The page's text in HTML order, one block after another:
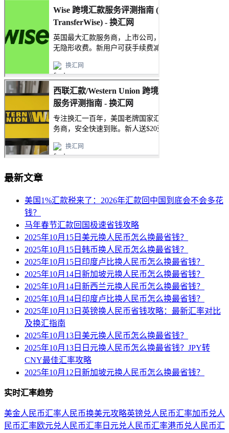
最新文章
美国1%汇款税来了：2026年汇款回中国到底会不会多花
钱？
马年春节汇款回国极速省钱攻略
2025年10月15日美元换人民币怎么换最省钱？
2025年10月15日韩币换人民币怎么换最省钱？
2025年10月15日印度卢比换人民币怎么换最省钱？
2025年10月14日新加坡元换人民币怎么换最省钱？
2025年10月14日新西兰元换人民币怎么换最省钱？
2025年10月14日印度卢比换人民币怎么换最省钱？
2025年10月13日英镑换人民币省钱攻略：最新汇率对比
及换汇指南
2025年10月13日美元换人民币怎么换最省钱？
2025年10月13日日元换人民币怎么换最省钱？JPY转
CNY最佳汇率攻略
2025年10月12日新加坡元换人民币怎么换最省钱？
实时汇率趋势
美金人民币汇率人民币换美元攻略英镑兑人民币汇率加币兑人
民币汇率欧元兑人民币汇率 日元兑人民币汇率港币兑人民币汇